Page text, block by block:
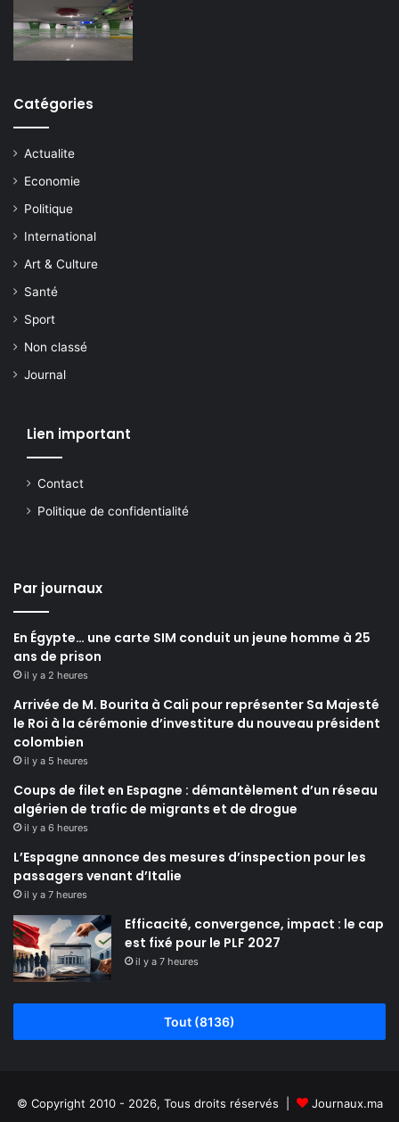
Catégories
Actualite
Economie
Politique
International
Art & Culture
Santé
Sport
Non classé
Journal
Lien important
Contact
Politique de confidentialité
Par journaux
En Égypte… une carte SIM conduit un jeune homme à 25
ans de prison
il y a 2 heures
Arrivée de M. Bourita à Cali pour représenter Sa Majesté
le Roi à la cérémonie d’investiture du nouveau président
colombien
il y a 5 heures
Coups de filet en Espagne : démantèlement d’un réseau
algérien de trafic de migrants et de drogue
il y a 6 heures
L’Espagne annonce des mesures d’inspection pour les
passagers venant d’Italie
il y a 7 heures
Efficacité, convergence, impact : le cap
est fixé pour le PLF 2027
il y a 7 heures
Tout (8136)
© Copyright 2010 - 2026, Tous droits réservés | Journaux.ma